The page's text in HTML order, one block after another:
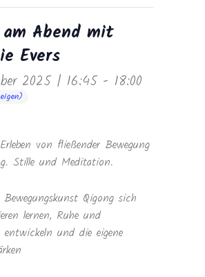
am Abend mit
Evers
2025 | 16:45- 18:00
von fließender Bewegung
Stille und Meditation.
Qigong sich
lernen, Ruhe und
entwickeln und die eigene